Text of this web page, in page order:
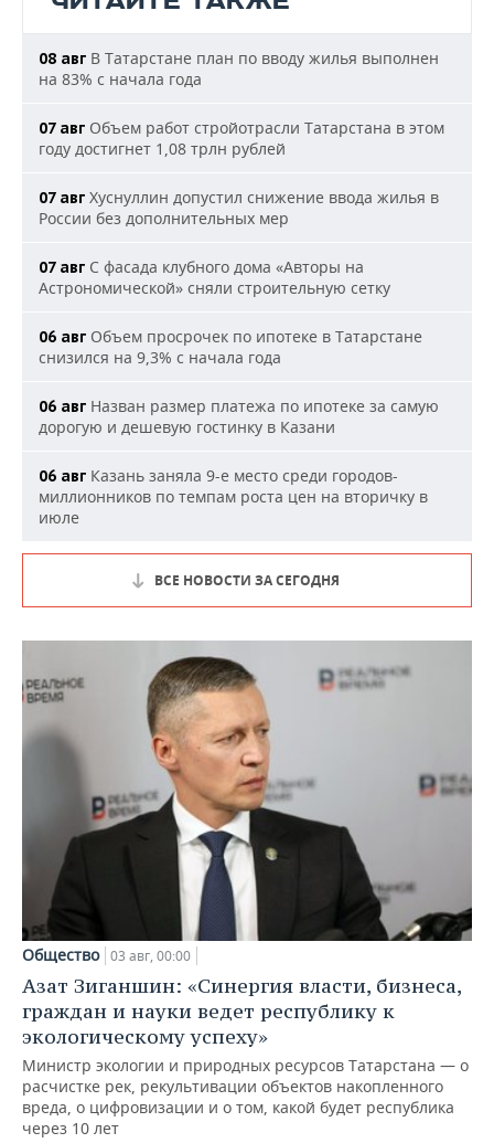
08 авг В Татарстане план по вводу жилья выполнен
на 83% с начала года
07 авг Объем работ стройотрасли Татарстана в этом
году достигнет 1,08 трлн рублей
07 авг Хуснуллин допустил снижение ввода жилья в
России без дополнительных мер
07 авг С фасада клубного дома «Авторы на
Астрономической» сняли строительную сетку
06 авг Объем просрочек по ипотеке в Татарстане
снизился на 9,3% с начала года
06 авг Назван размер платежа по ипотеке за самую
дорогую и дешевую гостинку в Казани
06 авг Казань заняла 9-е место среди городов-
миллионников по темпам роста цен на вторичку в
июле
ВСЕ НОВОСТИ ЗА СЕГОДНЯ
Общество 03 авг, 00:00
Азат Зиганшин: «Синергия власти, бизнеса,
граждан и науки ведет республику к
экологическому успеху»
Министр экологии и природных ресурсов Татарстана — о
расчистке рек, рекультивации объектов накопленного
вреда, о цифровизации и о том, какой будет республика
через 10 лет